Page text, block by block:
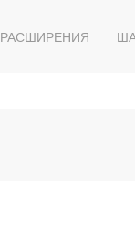
РАСШИРЕНИЯ